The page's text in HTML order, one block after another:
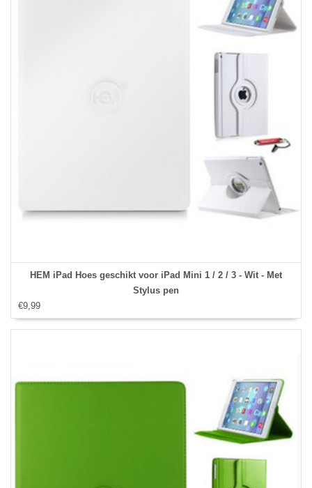
HEM iPad Hoes geschikt voor iPad Mini 1 / 2 / 3 - Wit - Met
Stylus pen
€9,99